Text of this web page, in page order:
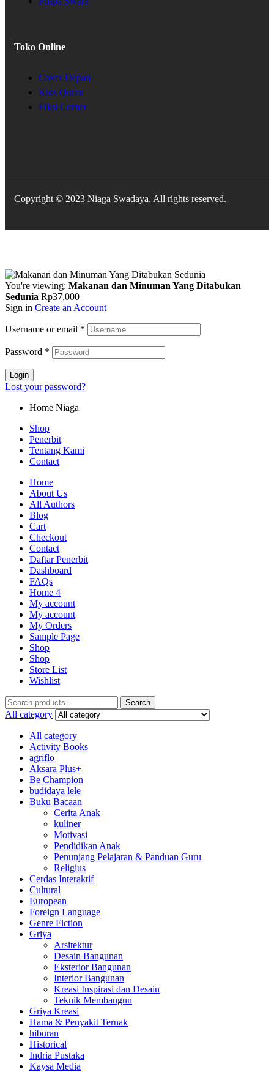
Toko Online
Cover Depan
Kios Quran
Fiksi Corner
Copyright © 2023 Niaga Swadaya. All rights reserved.
You're viewing: Makanan dan Minuman Yang Ditabukan
Sedunia Rp37,000
Sign in Create an Account
Username or email *
Password *
Login
Lost your password?
Home Niaga
Shop
Penerbit
Tentang Kami
Contact
Home
About Us
All Authors
Blog
Cart
Checkout
Contact
Daftar Penerbit
Dashboard
FAQs
Home 4
My account
My account
My Orders
Sample Page
Shop
Shop
Store List
Wishlist
Search
All category
All category
Activity Books
agriflo
Aksara Plus+
Be Champion
budidaya lele
Buku Bacaan
Cerita Anak
kuliner
Motivasi
Pendidikan Anak
Penunjang Pelajaran & Panduan Guru
Religius
Cerdas Interaktif
Cultural
European
Foreign Language
Genre Fiction
Griya
Arsitektur
Desain Bangunan
Eksterior Bangunan
Interior Bangunan
Kreasi Inspirasi dan Desain
Teknik Membangun
Griya Kreasi
Hama & Penyakit Ternak
hiburan
Historical
Indria Pustaka
Kaysa Media